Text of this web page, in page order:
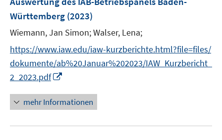
r
f
f
n
e
n
s
t
r
ö
n
n
Württemberg (2023)
Wiemann, Jan Simon;Walser, Lena;
https://www.iaw.edu/iaw-kurzberichte.html?file=files/
dokumente/ab%20Januar%202023/IAW_Kurzbericht_
2_2023.pdf
n
e
u
mehr Informationen